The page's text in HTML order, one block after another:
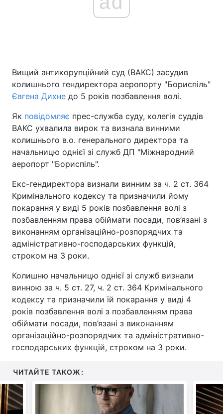
Вищий антикорупційний суд (ВАКС) засудив
колишнього гендиректора аеропорту "Бориспіль"
Євгена Дихне до 5 років позбавлення волі.
Як повідомляє прес-служба суду, колегія суддів
ВАКС ухвалила вирок та визнала винними
колишнього в.о. генерального директора та
начальницю однієї зі служб ДП "Міжнародний
аеропорт "Бориспіль".
Екс-гендиректора визнали винним за ч. 2 ст. 364
Кримінального кодексу та призначили йому
покарання у виді 5 років позбавлення волі з
позбавленням права обіймати посади, пов’язані з
виконанням організаційно-розпорядчих та
адміністративно-господарських функцій,
строком на 3 роки.
Колишню начальницю однієї зі служб визнали
винною за ч. 5 ст. 27, ч. 2 ст. 364 Кримінального
кодексу та призначили їй покарання у виді 4
років позбавлення волі з позбавленням права
обіймати посади, пов’язані з виконанням
організаційно-розпорядчих та адміністративно-
господарських функцій, строком на 3 роки.
ЧИТАЙТЕ ТАКОЖ: